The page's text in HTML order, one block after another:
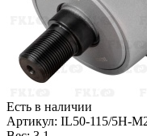
Есть в наличии
Артикул: IL50-115/5H-